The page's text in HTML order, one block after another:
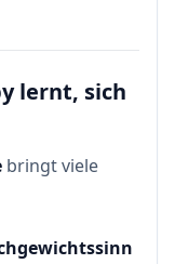
lernt, sich
bringt viele